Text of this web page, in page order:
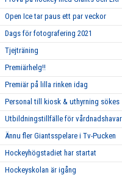
Open Ice tar paus ett par veckor
Dags för fotografering 2021
Tjejträning
Premiärhelg!!
Premiär på lilla rinken idag
Personal till kiosk & uthyrning sökes
Utbildningstillfälle för
Ännu fler Giantsspelare i Tv-Pucken
Hockeyhögstadiet har startat
Hockeyskolan är igång